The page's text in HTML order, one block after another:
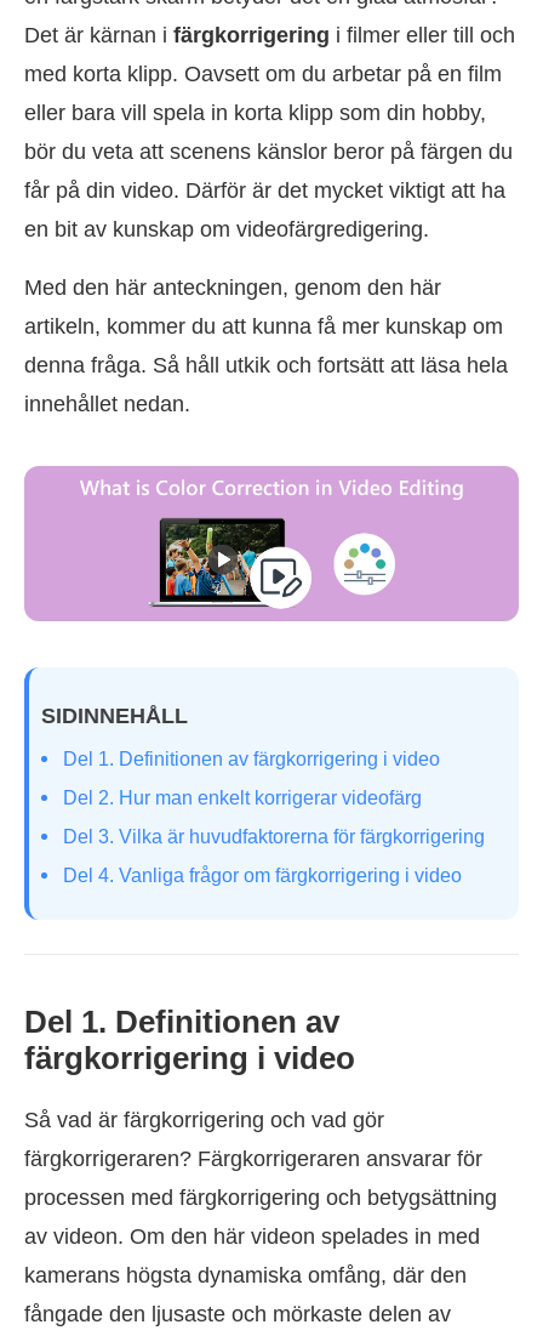
Det är kärnan i färgkorrigering i filmer eller till och
med korta klipp. Oavsett om du arbetar på en film
eller bara vill spela in korta klipp som din hobby,
bör du veta att scenens känslor beror på färgen du
får på din video. Därför är det mycket viktigt att ha
en bit av kunskap om videofärgredigering.
Med den här anteckningen, genom den här
artikeln, kommer du att kunna få mer kunskap om
denna fråga. Så håll utkik och fortsätt att läsa hela
innehållet nedan.
SIDINNEHÅLL
Del 1. Definitionen av färgkorrigering i video
Del 2. Hur man enkelt korrigerar videofärg
Del 3. Vilka är huvudfaktorerna för färgkorrigering
Del 4. Vanliga frågor om färgkorrigering i video
Del 1. Definitionen av
färgkorrigering i video
Så vad är färgkorrigering och vad gör
färgkorrigeraren? Färgkorrigeraren ansvarar för
processen med färgkorrigering och betygsättning
av videon. Om den här videon spelades in med
kamerans högsta dynamiska omfång, där den
fångade den ljusaste och mörkaste delen av